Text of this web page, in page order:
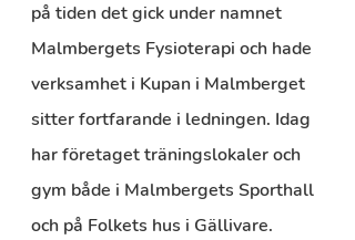
på tiden det gick under namnet
Malmbergets Fysioterapi och hade
verksamhet i Kupan i Malmberget
sitter fortfarande i ledningen. Idag
har företaget träningslokaler och
gym både i Malmbergets Sporthall
och på Folkets hus i Gällivare.